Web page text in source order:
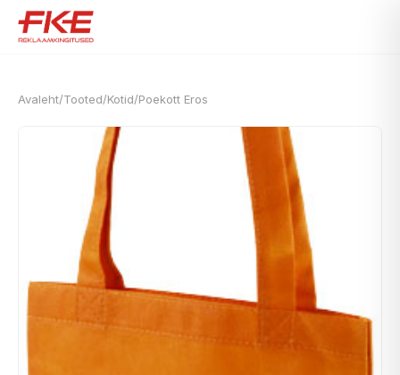
Avaleht/Tooted/Kotid/Poekott Eros